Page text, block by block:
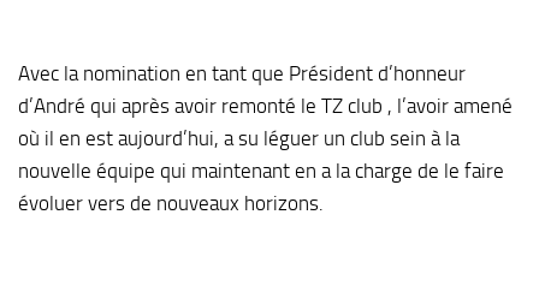
Avec la nomination en tant que Président d’honneur
d’André qui après avoir remonté le TZ club , l’avoir amené
où il en est aujourd’hui, a su léguer un club sein à la
nouvelle équipe qui maintenant en a la charge de le faire
évoluer vers de nouveaux horizons.